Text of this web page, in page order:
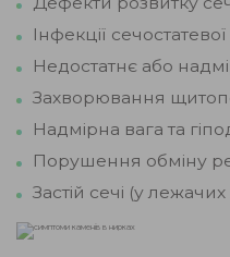
Інфекції
Недостатнє або
Захворювання
Надмірна вага та
Порушення обміну
Застій сечі (у